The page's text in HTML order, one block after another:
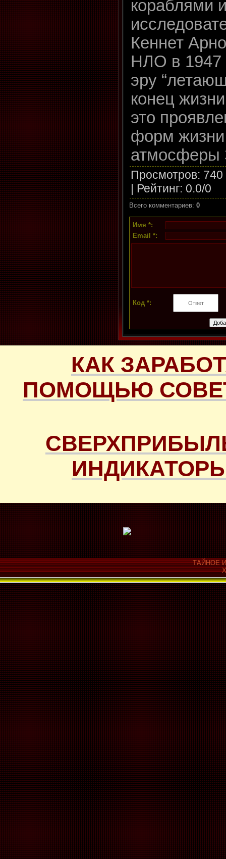
кораблями
Кеннет
НЛО в 1947
эру
конец
это
форм жизни
атмосферы
Просмотров:
| Рейтинг: 0.0/0
Всего комментариев: 0
Имя *:
Email *:
Код *:
КАК
ПОМОЩЬЮ
ТАЙНОЕ